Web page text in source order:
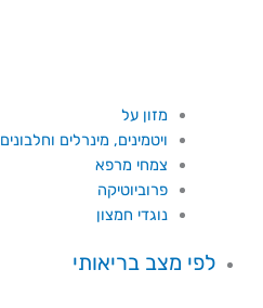
מזון על
ויטמינים, מינרלים וחלבונים
צמחי מרפא
פרוביוטיקה
נוגדי חמצון
לפי מצב בריאותי